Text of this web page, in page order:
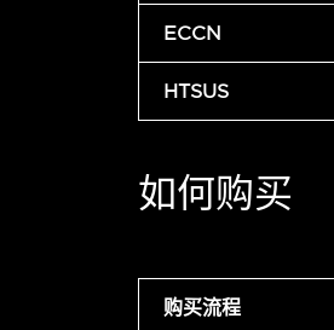
ECCN
HTSUS
如何购买
购买流程